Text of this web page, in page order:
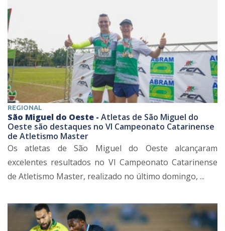
REGIONAL
São Miguel do Oeste - Atletas de São Miguel do
Oeste são destaques no VI Campeonato Catarinense
de Atletismo Master
Os atletas de São Miguel do Oeste alcançaram
excelentes resultados no VI Campeonato Catarinense
de Atletismo Master, realizado no último domingo, ...